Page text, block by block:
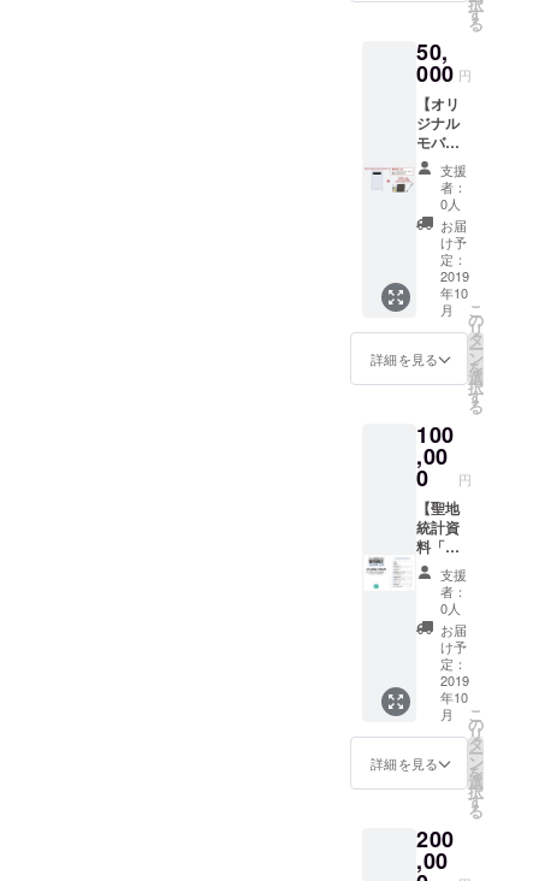
【オリ
ボール
ペン】
【メー
ル or
Twitter
DMでの
質問回
答（1
回）】
）
※Twitter
DMでの
質問回
答をご
希望の
場合
は、ア
にご記
入下さ
い。
す
る
50,
000 円
【オリ
ジナル
モバイ
ルバッ
テ
リー】
＋
10,000
円コー
スと同
じもの
（ 【お
礼メー
ル】
【オリ
ジナル
【オリ
ジナル
ボール
ペン】
【メー
ル or
Twitter
DMでの
質問回
答（1
回）】
※Twitter
DMでの
質問回
答をご
希望の
場合
は、ア
カウン
備考欄
にご記
入下さ
支援
者：
0人
お届
け予
定：
2019
年10
月
詳細を見る
こ
の
リ
タ
ー
ン
を
選
択
す
る
100
,00
0 円
【聖地
統計資
料「ア
ニメ聖
地巡礼
MAP聖
地統計
2018年
月」】
【アプ
リ内に
支援者
名を記
載】 ＋
50,000
スと同
じもの
（【オ
支援
者：
0人
お届
け予
定：
2019
年10
月
詳細を見る
こ
の
リ
タ
ー
ン
を
選
択
す
る
200
,00